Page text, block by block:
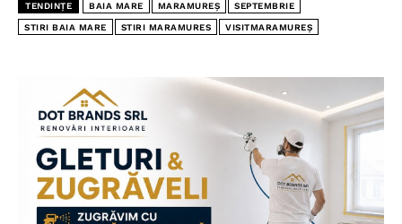
TENDINȚE BAIA MARE MARAMUREȘ SEPTEMBRIE
STIRI BAIA MARE STIRI MARAMURES VISITMARAMUREȘ